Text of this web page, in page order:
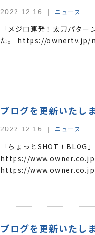
2022.12.16 ニュース
「メジロ連発！太刀パタ
た。 https://ownertv.jp/
ブログを更新いたし
2022.12.16 ニュース
「ちょっとSHOT！BLOG
https://
https://
ブログを更新いたし